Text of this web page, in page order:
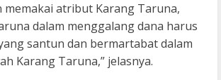
memakai atribut Karang Taruna,
dalam menggalang dana harus
santun dan bermartabat dalam
Karang Taruna,” jelasnya.